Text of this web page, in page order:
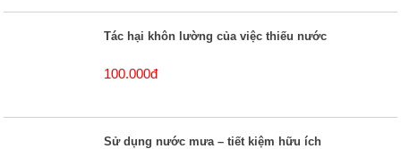
Tác hại khôn lường của việc thiếu nước
100.000đ
Sử dụng nước mưa – tiết kiệm hữu ích